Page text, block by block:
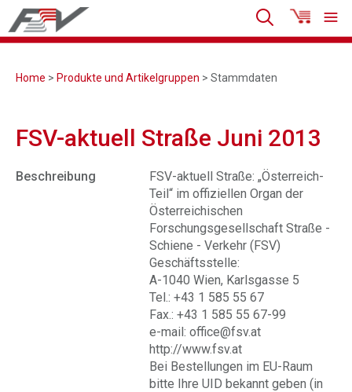
Home > Produkte und Artikelgruppen > Stammdaten
FSV-aktuell Straße Juni 2013
Beschreibung
FSV-aktuell Straße: „Österreich-
Teil“ im offiziellen Organ der
Österreichischen
Forschungsgesellschaft Straße -
Schiene - Verkehr (FSV)
Geschäftsstelle:
A-1040 Wien, Karlsgasse 5
Tel.: +43 1 585 55 67
Fax.: +43 1 585 55 67-99
e-mail: office@fsv.at
http://www.fsv.at
Bei Bestellungen im EU-Raum
bitte Ihre UID bekannt geben (in